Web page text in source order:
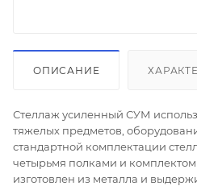
ОПИСАНИЕ
Стеллаж усиленный СУМ
тяжелых предметов,
стандартной комплектации
четырьмя полками и
изготовлен из металла и